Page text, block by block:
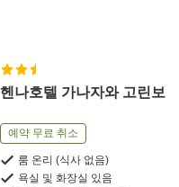
헨나호텔 가나자와 고린보
예약 무료 취소
룸 온리 (식사 없음)
욕실 및 화장실 있음